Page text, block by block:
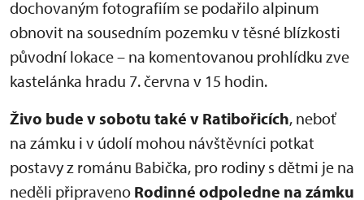
dochovaným fotografiím se podařilo alpinum
obnovit na sousedním pozemku v těsné blízkosti
původní lokace – na komentovanou prohlídku zve
kastelánka hradu 7. června v 15 hodin.
Živo bude v sobotu také v Ratibořicích, neboť
na zámku i v údolí mohou návštěvníci potkat
postavy z románu Babička, pro rodiny s dětmi je na
neděli připraveno Rodinné odpoledne na zámku